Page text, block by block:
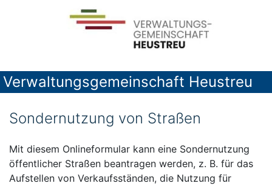
Verwaltungsgemeinschaft Heustreu
Sondernutzung von Straßen
Mit diesem Onlineformular kann eine Sondernutzung
öffentlicher Straßen beantragen werden, z. B. für das
Aufstellen von Verkaufsständen, die Nutzung für